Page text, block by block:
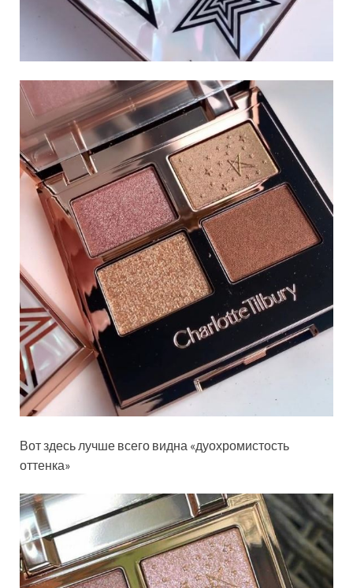
Вот здесь лучше всего видна «дуохромистость
оттенка»